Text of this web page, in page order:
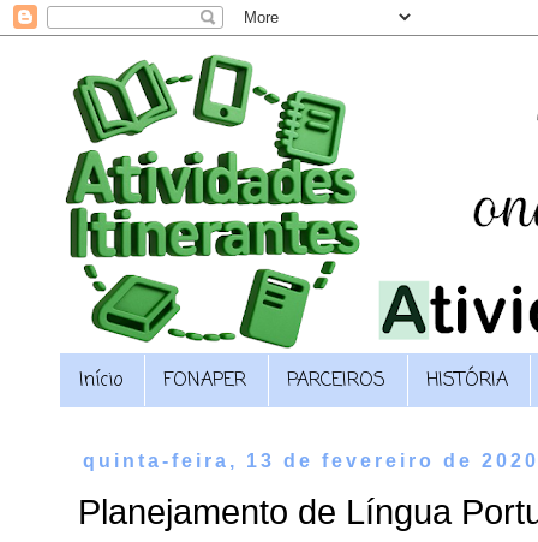
Início FONAPER PARCEIROS HISTÓRIA
quinta-feira, 13 de fevereiro de
Planejamento de Língua